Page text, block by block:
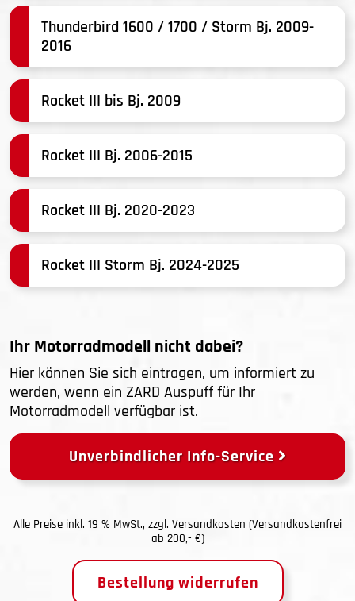
Thunderbird 1600 / 1700 / Storm Bj. 2009-
2016
Rocket III bis Bj. 2009
Rocket III Bj. 2006-2015
Rocket III Bj. 2020-2023
Rocket III Storm Bj. 2024-2025
Ihr Motorradmodell nicht dabei?
Hier können Sie sich eintragen, um informiert zu
werden, wenn ein ZARD Auspuff für Ihr
Motorradmodell verfügbar ist.
Unverbindlicher Info-Service
Alle Preise inkl. 19 % MwSt., zzgl. Versandkosten (Versandkostenfrei
ab 200,- €)
Bestellung widerrufen